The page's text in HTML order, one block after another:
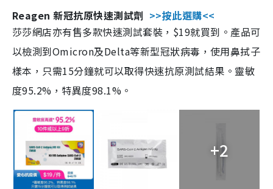
Reagen 新冠抗原快速測試劑 >>按此選購<<
莎莎網店亦有售多款快速測試套裝，$19就買到。產品可
以檢測到Omicron及Delta等新型冠狀病毒，使用鼻拭子
樣本，只需15分鐘就可以取得快速抗原測試結果。靈敏
度95.2%，特異度98.1%。
+2